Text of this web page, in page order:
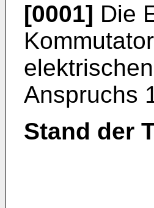
[0001] Die
Anspruchs
Stand der